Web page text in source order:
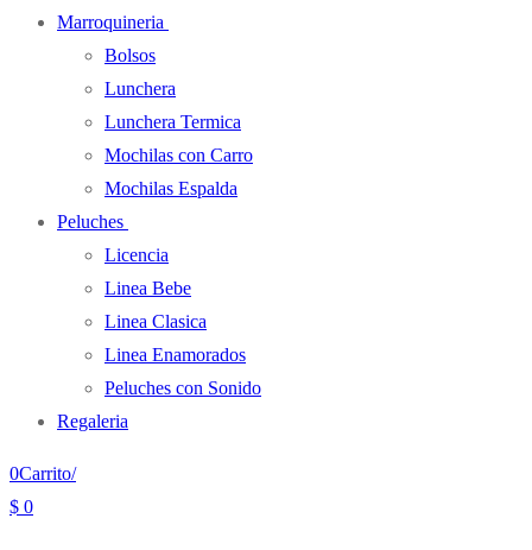
Marroquineria
Bolsos
Lunchera
Lunchera Termica
Mochilas con Carro
Mochilas Espalda
Peluches
Licencia
Linea Bebe
Linea Clasica
Linea Enamorados
Peluches con Sonido
Regaleria
0Carrito/
$ 0